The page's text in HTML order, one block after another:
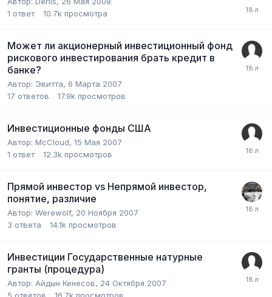
1 ответ 10.7k просмотра
Может ли акционерный инвестиционный фонд
рискового инвестирования брать кредит в
банке?
Автор: Эвитта, 6 Марта 2007
17 ответов 17.9k просмотров
Инвестиционные фонды США
Автор: McCloud, 15 Мая 2007
1 ответ 12.3k просмотров
Прямой инвестор vs Непрямой инвестор,
понятие, различие
Автор: Werewolf, 20 Ноября 2007
3 ответа 14.1k просмотров
Инвестиции Государственные натурные
гранты (процедура)
Автор: Айдын Кенесов, 24 Октября 2007